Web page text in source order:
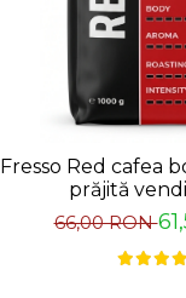
Fresso Red cafea
prăjită
66,00 RON